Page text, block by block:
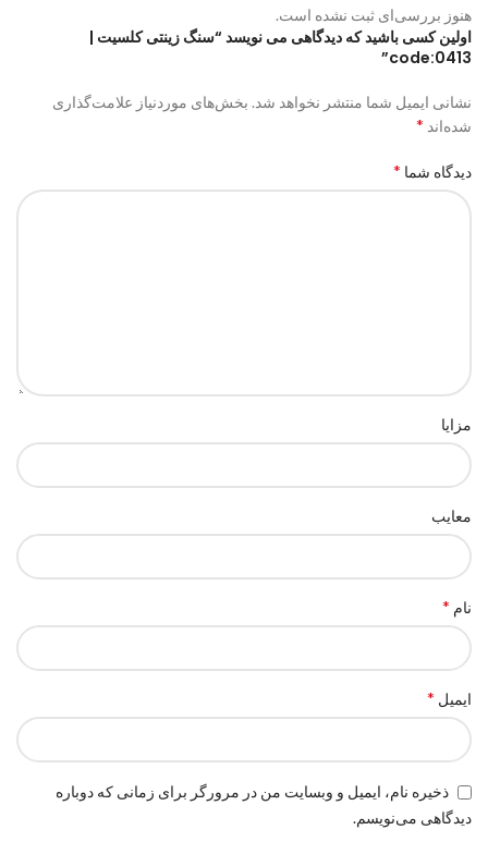
هنوز بررسی‌ای ثبت نشده است.
اولین کسی باشید که دیدگاهی می نویسد “سنگ زینتی کلسیت |
code:0413”
نشانی ایمیل شما منتشر نخواهد شد. بخش‌های موردنیاز علامت‌گذاری
شده‌اند *
دیدگاه شما *
مزایا
معایب
نام *
ایمیل *
ذخیره نام، ایمیل و وبسایت من در مرورگر برای زمانی که دوباره
دیدگاهی می‌نویسم.